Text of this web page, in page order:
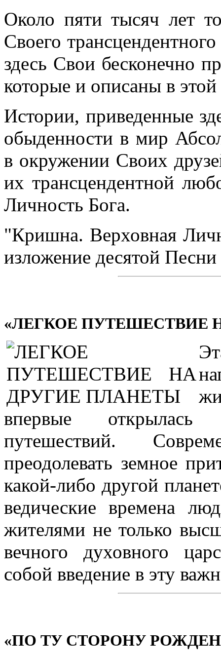
Около пяти тысяч лет
Своего
здесь Свои бесконечно
которые и описаны в этой
Истории, приведенные
обыденности в мир
в окружении Своих
их трансцендентной
Личность Бога.
"Кришна. Верховная
изложение десятой
«ЛЕГКОЕ ПУТЕШЕСТВИЕ
впервые открылась
путешествий.
преодолевать земное
какой-либо другой
ведические времена
жителями не только
вечного духовного
собой введение в эту
«ПО ТУ СТОРОНУ